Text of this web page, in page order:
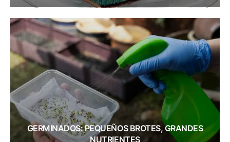
GERMINADOS: PEQUEÑOS BROTES, GRANDES
NUTRIENTES